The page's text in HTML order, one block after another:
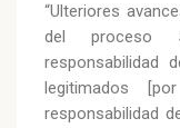
“Ulteriores
del proceso
responsabilidad
legitimados
responsabilidad